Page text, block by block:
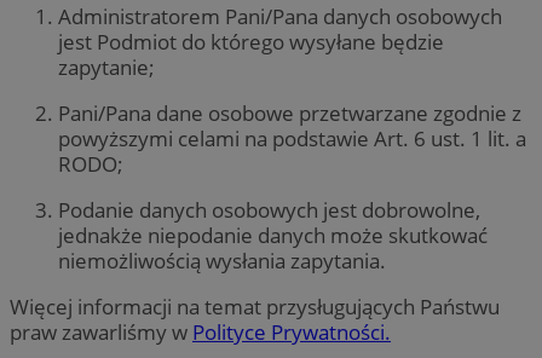
Administratorem Pani/Pana danych osobowych
jest Podmiot do którego wysyłane będzie
zapytanie;
Pani/Pana dane osobowe przetwarzane zgodnie z
powyższymi celami na podstawie Art. 6 ust. 1 lit. a
RODO;
Podanie danych osobowych jest dobrowolne,
jednakże niepodanie danych może skutkować
niemożliwością wysłania zapytania.
Więcej informacji na temat przysługujących Państwu
praw zawarliśmy w Polityce Prywatności.